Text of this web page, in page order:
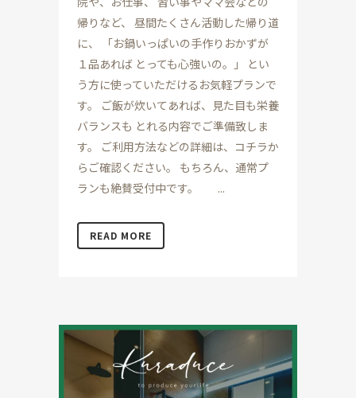
帰りなど、 昼間たくさん活動した帰り道
に、 「お鍋いっぱいの手作りおかずが
１品あれば とっても心強いの。」 とい
う方に使っていただけるお気軽プランで
す。 ご飯が炊いてあれば、見た目も栄養
バランスも とれる内容でご準備致しま
す。 ご利用方法などの詳細は、コチラか
らご確認ください。 もちろん、通常プ
ランも絶賛受付中です。 ...
READ MORE